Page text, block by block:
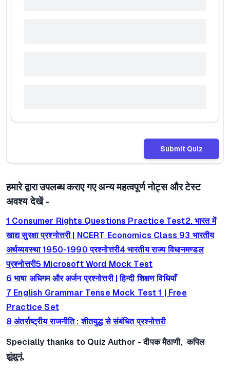
Submit Quiz
हमारे द्वारा उपलब्ध कराए गए अन्य महत्वपूर्ण नोट्स और टेस्ट
अवश्य देखें -
1 Consumer Rights Questions Practice Test2. भारत में
खाद्य सुरक्षा प्रश्नोत्तरी | NCERT Economics Class 93 भारतीय
अर्थव्यवस्था 1950-1990 प्रश्नोत्तरी4 भारतीय राज्य विधानमण्डल
प्रश्नोत्तरी5 Microsoft Word Mock Test
6 भाषा अधिगम और अर्जन प्रश्नोत्तरी | हिन्दी शिक्षण विधियाँ
7 English Grammar Tense Mock Test 1 | Free
Practice Set
8 अंतर्राष्ट्रीय राजनीति : शीतयुद्ध से संबंधित प्रश्नोत्तरी
Specially thanks to Quiz Author - दीपक मैठाणी, कपिल
झुंझुनूं,